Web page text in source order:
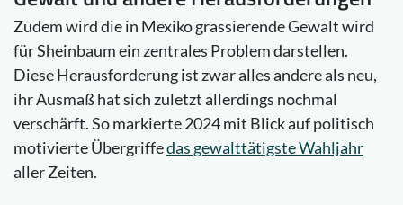
Zudem wird die in Mexiko grassierende Gewalt wird
für Sheinbaum ein zentrales Problem darstellen.
Diese Herausforderung ist zwar alles andere als neu,
ihr Ausmaß hat sich zuletzt allerdings nochmal
verschärft. So markierte 2024 mit Blick auf politisch
motivierte Übergriffedas gewalttätigste Wahljahr
aller Zeiten.